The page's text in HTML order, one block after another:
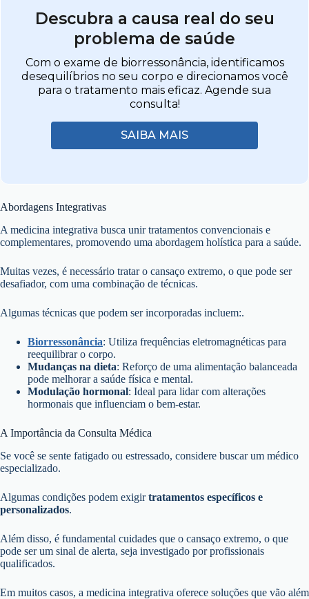
Descubra a causa real do seu
problema de saúde
Com o exame de biorressonância, identificamos
desequilíbrios no seu corpo e direcionamos você
para o tratamento mais eficaz. Agende sua
consulta!
SAIBA MAIS
Abordagens Integrativas
A medicina integrativa busca unir tratamentos convencionais e
complementares, promovendo uma abordagem holística para a saúde.
Muitas vezes, é necessário tratar o cansaço extremo, o que pode ser
desafiador, com uma combinação de técnicas.
Algumas técnicas que podem ser incorporadas incluem:.
Biorressonância: Utiliza frequências eletromagnéticas para
reequilibrar o corpo.
Mudanças na dieta: Reforço de uma alimentação balanceada
pode melhorar a saúde física e mental.
Modulação hormonal: Ideal para lidar com alterações
hormonais que influenciam o bem-estar.
A Importância da Consulta Médica
Se você se sente fatigado ou estressado, considere buscar um médico
especializado.
Algumas condições podem exigirtratamentos específicos e
personalizados.
Além disso, é fundamental cuidades que o cansaço extremo, o que
pode ser um sinal de alerta, seja investigado por profissionais
qualificados.
Em muitos casos, a medicina integrativa oferece soluções que vão além